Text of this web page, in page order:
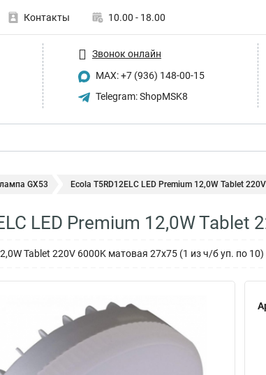
Контакты 10.00 - 18.00
Звонок онлайн
MAX: +7 (936) 148-00-15
Telegram: ShopMSK8
лампа GX53 Ecola T5RD12ELC LED Premium 12,0W Tablet
LED Premium 12,0W Tablet
Tablet 220V 6000K матовая 27x75 (1 из ч/б уп. по 10)